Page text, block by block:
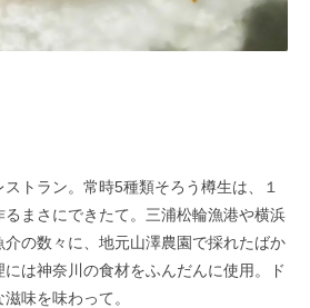
トラン。常時5種類そろう樽生は、１
まさにできたて。三浦松輪漁港や横浜
の数々に、地元山澤農園で採れたばか
には神奈川の食材をふんだんに使用。ド
味を味わって。